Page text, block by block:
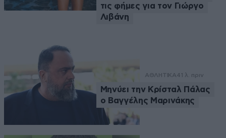
τις φήμες για τον Γιώργο
Λιβάνη
ΑΘΛΗΤΙΚΑ41 λ. πριν
Μηνύει την Κρίσταλ Πάλας
ο Βαγγέλης Μαρινάκης